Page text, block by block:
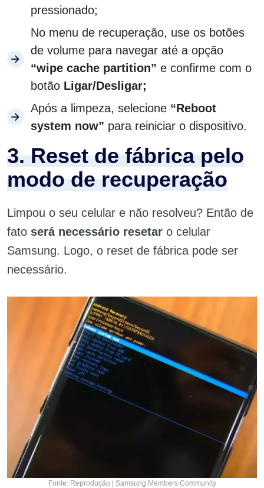
pressionado;
No menu de recuperação, use os botões
de volume para navegar até a opção
“wipe cache partition” e confirme com o
botão Ligar/Desligar;
Após a limpeza, selecione “Reboot
system now” para reiniciar o dispositivo.
3. Reset de fábrica pelo
modo de recuperação
Limpou o seu celular e não resolveu? Então de
fato será necessário resetar o celular
Samsung. Logo, o reset de fábrica pode ser
necessário.
Fonte: Reprodução | Samsung Members Community